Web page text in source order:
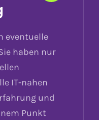
eventuelle
haben nur
IT-nahen
und
Punkt